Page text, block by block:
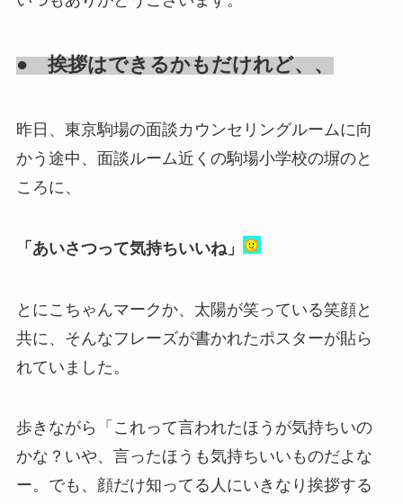
● 挨拶はできるかもだけれど、、
昨日、東京駒場の面談カウンセリングルームに向
かう途中、面談ルーム近くの駒場小学校の塀のと
ころに、
「あいさつって気持ちいいね」
とにこちゃんマークか、太陽が笑っている笑顔と
共に、そんなフレーズが書かれたポスターが貼ら
れていました。
歩きながら「これって言われたほうが気持ちいの
かな？いや、言ったほうも気持ちいいものだよな
ー。でも、顔だけ知ってる人にいきなり挨拶する